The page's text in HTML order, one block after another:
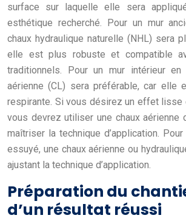
surface sur laquelle elle sera
esthétique recherché. Pour un mur
chaux hydraulique naturelle (NHL) sera
elle est plus robuste et compatible
traditionnels. Pour un mur intérieur en
aérienne (CL) sera préférable, car elle
respirante. Si vous désirez un effet lisse
vous devrez utiliser une chaux aérienne
maîtriser la technique d’application.
essuyé, une chaux aérienne ou
ajustant la technique d’application.
Préparation du
d’un résultat réussi